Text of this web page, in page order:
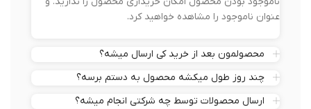
عنوان ناموجود را مشاهده خواهید کرد.
محصولمون بعد از خرید کی ارسال میشه؟
چند روز طول میکشه محصول به دستم برسه؟
ارسال محصولات توسط چه شرکتی انجام میشه؟